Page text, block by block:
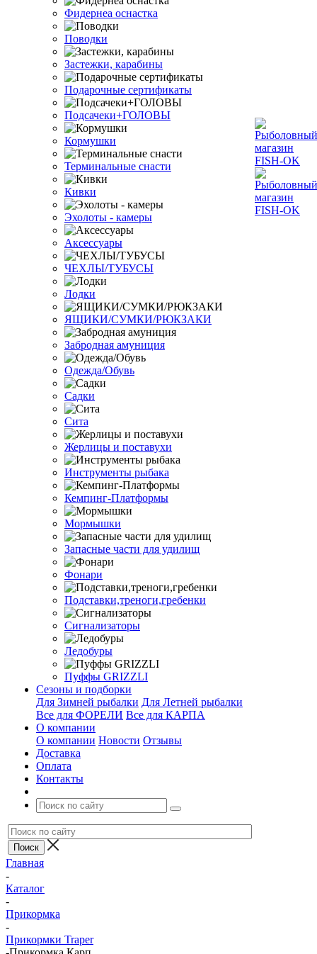
Фидернеа оснастка
Поводки
Застежки, карабины
Подарочные сертификаты
Подсачеки+ГОЛОВЫ
Кормушки
Терминальные снасти
Кивки
Эхолоты - камеры
Аксессуары
ЧЕХЛЫ/ТУБУСЫ
Лодки
ЯЩИКИ/СУМКИ/РЮКЗАКИ
Забродная амуниция
Одежда/Обувь
Садки
Сита
Жерлицы и поставухи
Инструменты рыбака
Кемпинг-Платформы
Мормышки
Запасные части для удилищ
Фонари
Подставки,треноги,гребенки
Сигнализаторы
Ледобуры
Пуффы GRIZZLI
Сезоны и подборки
Для Зимней рыбалки Для Летней рыбалки
Все для ФОРЕЛИ Все для КАРПА
О компании
О компании Новости Отзывы
Доставка
Оплата
Контакты
Главная
-
Каталог
-
Прикормка
-
Прикормки Traper